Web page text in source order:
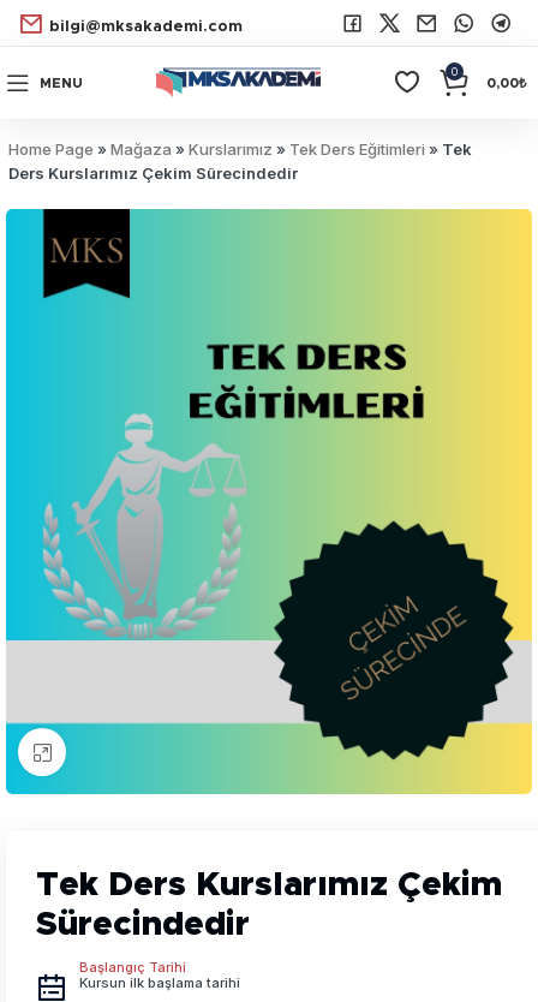
bilgi@mksakademi.com
MENU
0
0,00₺
Home Page » Mağaza » Kurslarımız » Tek Ders Eğitimleri » Tek
Ders Kurslarımız Çekim Sürecindedir
Tek Ders Kurslarımız Çekim
Sürecindedir
Başlangıç Tarihi
Kursun ilk başlama tarihi